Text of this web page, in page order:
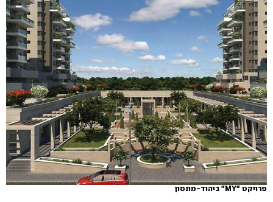
פרויקט "MY" ביהוד-מונסון